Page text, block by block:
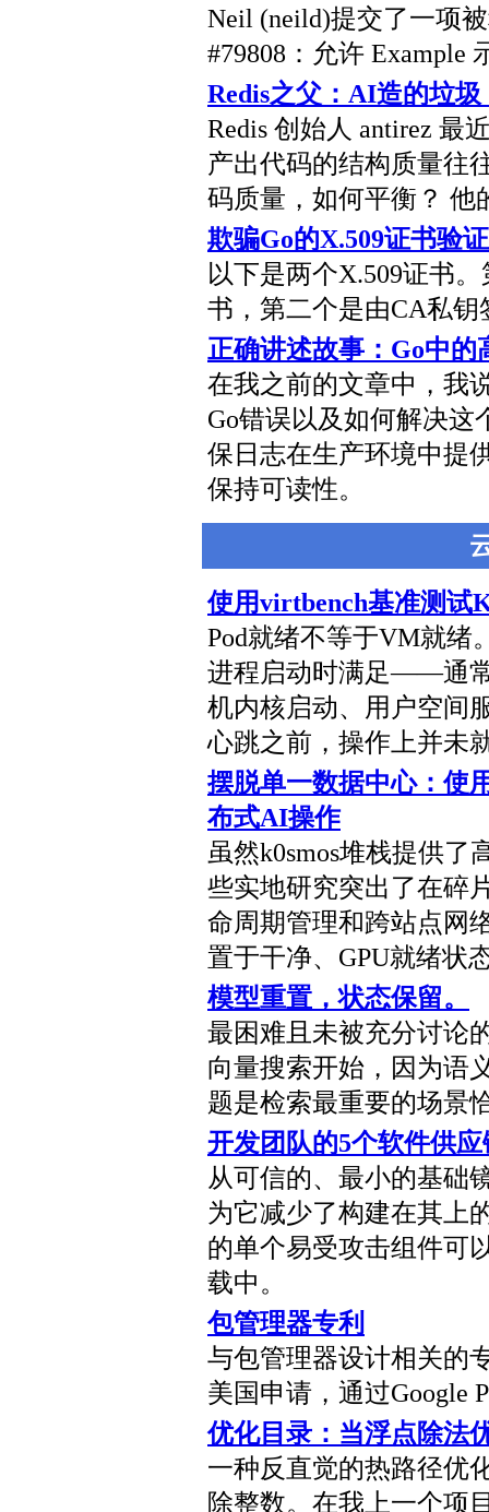
Neil (neild)提交了一项
#79808：允许 Example
Redis之父：AI造的垃
Redis 创始人 antirez 最
产出代码的结构质量往
码质量，如何平衡？ 他
欺骗Go的X.509证书验证
以下是两个X.509证书
书，第二个是由CA私钥
正确讲述故事：Go中的
在我之前的文章中，我
Go错误以及如何解决这
保日志在生产环境中提
保持可读性。
使用virtbench基准测试
Pod就绪不等于VM就绪
进程启动时满足——通
机内核启动、用户空间
心跳之前，操作上并未
摆脱单一数据中心：使
布式AI操作
虽然k0smos堆栈提供了
些实地研究突出了在碎
命周期管理和跨站点网
置于干净、GPU就绪状
模型重置，状态保留。
最困难且未被充分讨论
向量搜索开始，因为语
题是检索最重要的场景
开发团队的5个软件供
从可信的、最小的基础
为它减少了构建在其上
的单个易受攻击组件可
载中。
包管理器专利
与包管理器设计相关的
美国申请，通过Google
优化目录：当浮点除法
一种反直觉的热路径优
除整数。在我上一个项